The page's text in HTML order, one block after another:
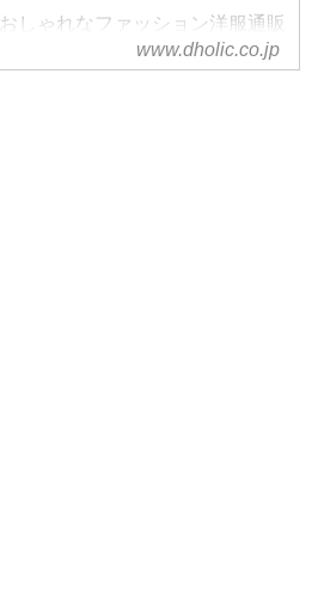
おしゃれなファッション洋服通販
サイトdholic。メンズからレディ
www.dholic.co.jp